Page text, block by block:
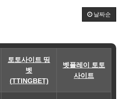
날짜순
토토사이트 띵
벳
(TTINGBET)
벳플레이 토토
사이트